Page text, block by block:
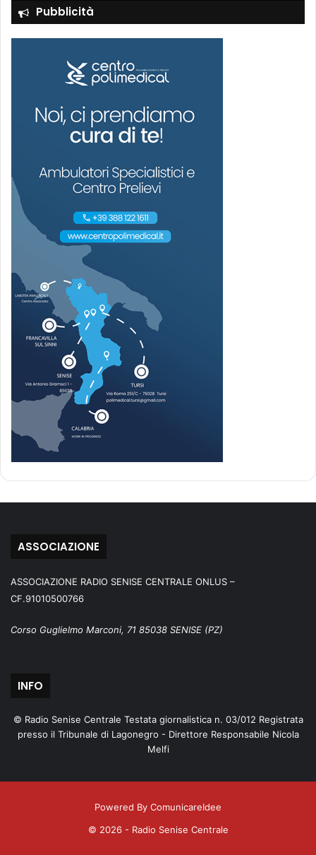
Pubblicità
ASSOCIAZIONE
ASSOCIAZIONE RADIO SENISE CENTRALE ONLUS –
CF.91010500766
Corso Guglielmo Marconi, 71 85038 SENISE (PZ)
INFO
© Radio Senise Centrale Testata giornalistica n. 03/012 Registrata
presso il Tribunale di Lagonegro - Direttore Responsabile Nicola
Melfi
Powered By ComunicareIdee
© 2026 - Radio Senise Centrale